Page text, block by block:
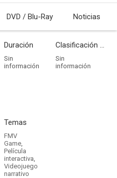
DVD / Blu-Ray Noticias
Duración
Sin
información
Clasificación por edades
Sin
información
Temas
FMV
Game,
Película
interactiva,
Videojuego
narrativo